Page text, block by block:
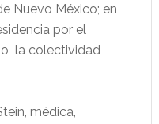
Nuevo México; en
por el
la colectividad
médica,